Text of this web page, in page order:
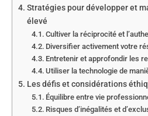
Stratégies pour développer et
élevé
Cultiver la réciprocité et
Diversifier activement votre
Entretenir et approfondir les
Utiliser la technologie de
Les défis et considérations
Équilibre entre vie
Risques d’inégalités et